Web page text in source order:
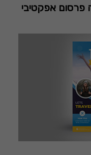
פרסום אפקטיבי